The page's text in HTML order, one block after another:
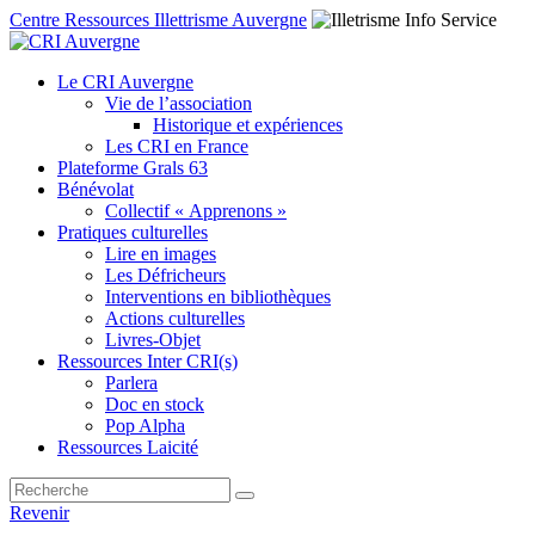
Centre Ressources Illettrisme Auvergne
Le CRI Auvergne
Vie de l’association
Historique et expériences
Les CRI en France
Plateforme Grals 63
Bénévolat
Collectif « Apprenons »
Pratiques culturelles
Lire en images
Les Défricheurs
Interventions en bibliothèques
Actions culturelles
Livres-Objet
Ressources Inter CRI(s)
Parlera
Doc en stock
Pop Alpha
Ressources Laicité
Revenir